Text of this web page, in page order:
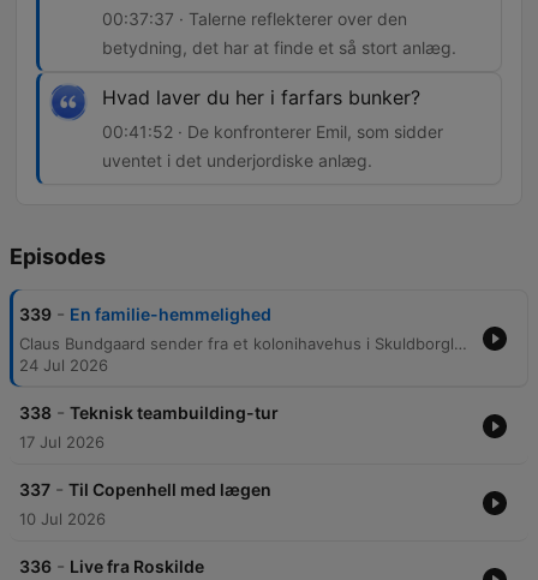
00:37:37 · Talerne reflekterer over den
betydning, det har at finde et så stort anlæg.
Hvad laver du her i farfars bunker?
00:41:52 · De konfronterer Emil, som sidder
uventet i det underjordiske anlæg.
Episodes
339 - En familie-hemmelighed
Claus Bundgaard sender fra et kolonihavehus i Skuldborglanden, hvor han er samlet med sine søskende til en sommerbegivenhed. Samtalen spænder fra familiens historie og husets arkitektur til en gåtur gennem haven, hvor de diskuterer alt fra familieforhold til fundet af en gammel økse. Brødrene Claus og Lars udforsker desuden et mystisk underjordisk bunkersystem fundet via et lem i deres farfars kolonihave. Under udforskningen finder de gamle genstande og spekulerer over systemets historiske forbindelse til anden verdenskrig, før de til sidst støder på Emil, der sidder uventet i bunkeren.
24 Jul 2026
338 - Teknisk teambuilding-tur
17 Jul 2026
337 - Til Copenhell med lægen
10 Jul 2026
336 - Live fra Roskilde